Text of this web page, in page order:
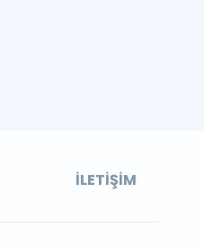
İLETIŞIM